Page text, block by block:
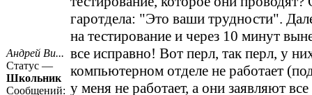
Андрей Ви...
Статус —
Школьник
Сообщений:
гаротдела: "Это ваши трудности".
на тестирование и через 10 минут
все исправно! Вот перл, так перл, у
компьютерном отделе не работает
у меня не работает, а они заявляют